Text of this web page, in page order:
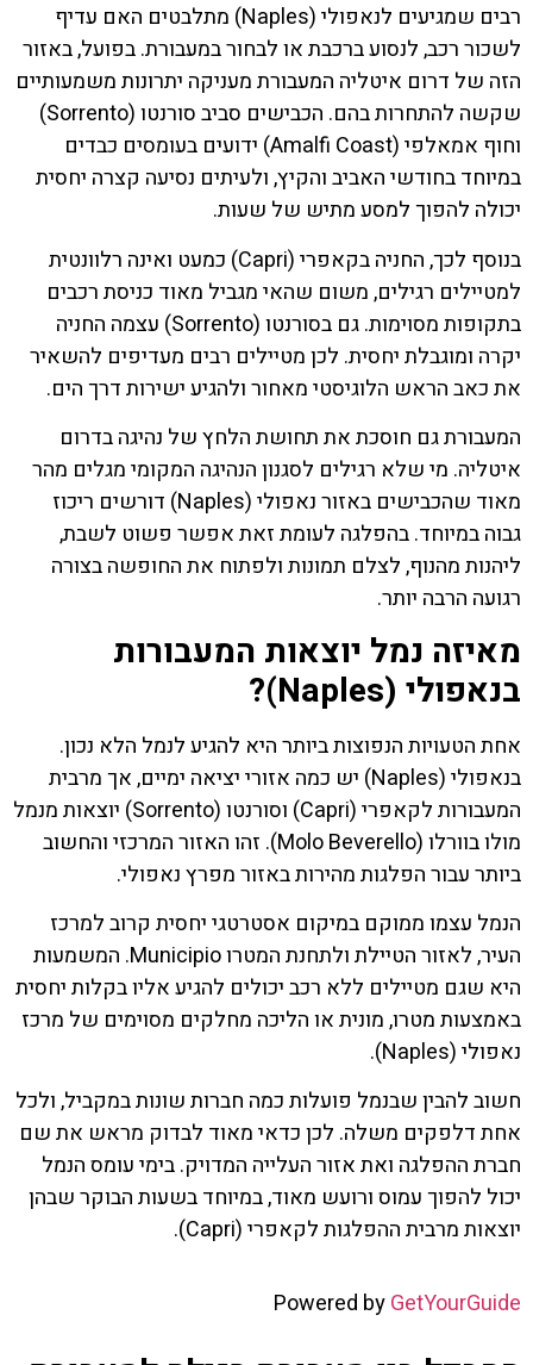
רבים שמגיעים לנאפולי (Naples) מתלבטים האם עדיף
לשכור רכב, לנסוע ברכבת או לבחור במעבורת. בפועל, באזור
הזה של דרום איטליה המעבורת מעניקה יתרונות משמעותיים
שקשה להתחרות בהם. הכבישים סביב סורנטו (Sorrento)
וחוף אמאלפי (Amalfi Coast) ידועים בעומסים כבדים
במיוחד בחודשי האביב והקיץ, ולעיתים נסיעה קצרה יחסית
יכולה להפוך למסע מתיש של שעות.
בנוסף לכך, החניה בקאפרי (Capri) כמעט ואינה רלוונטית
למטיילים רגילים, משום שהאי מגביל מאוד כניסת רכבים
בתקופות מסוימות. גם בסורנטו (Sorrento) עצמה החניה
יקרה ומוגבלת יחסית. לכן מטיילים רבים מעדיפים להשאיר
את כאב הראש הלוגיסטי מאחור ולהגיע ישירות דרך הים.
המעבורת גם חוסכת את תחושת הלחץ של נהיגה בדרום
איטליה. מי שלא רגילים לסגנון הנהיגה המקומי מגלים מהר
מאוד שהכבישים באזור נאפולי (Naples) דורשים ריכוז
גבוה במיוחד. בהפלגה לעומת זאת אפשר פשוט לשבת,
ליהנות מהנוף, לצלם תמונות ולפתוח את החופשה בצורה
רגועה הרבה יותר.
מאיזה נמל יוצאות המעבורות
בנאפולי (Naples)?
אחת הטעויות הנפוצות ביותר היא להגיע לנמל הלא נכון.
בנאפולי (Naples) יש כמה אזורי יציאה ימיים, אך מרבית
המעבורות לקאפרי (Capri) וסורנטו (Sorrento) יוצאות מנמל
מולו בוורלו (Molo Beverello). זהו האזור המרכזי והחשוב
ביותר עבור הפלגות מהירות באזור מפרץ נאפולי.
הנמל עצמו ממוקם במיקום אסטרטגי יחסית קרוב למרכז
העיר, לאזור הטיילת ולתחנת המטרו Municipio. המשמעות
היא שגם מטיילים ללא רכב יכולים להגיע אליו בקלות יחסית
באמצעות מטרו, מונית או הליכה מחלקים מסוימים של מרכז
נאפולי (Naples).
חשוב להבין שבנמל פועלות כמה חברות שונות במקביל, ולכל
אחת דלפקים משלה. לכן כדאי מאוד לבדוק מראש את שם
חברת ההפלגה ואת אזור העלייה המדויק. בימי עומס הנמל
יכול להפוך עמוס ורועש מאוד, במיוחד בשעות הבוקר שבהן
יוצאות מרבית ההפלגות לקאפרי (Capri).
Powered byGetYourGuide